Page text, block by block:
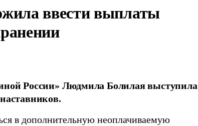
ввести выплаты
России» Людмила Болилая выступила
в дополнительную неоплачиваемую